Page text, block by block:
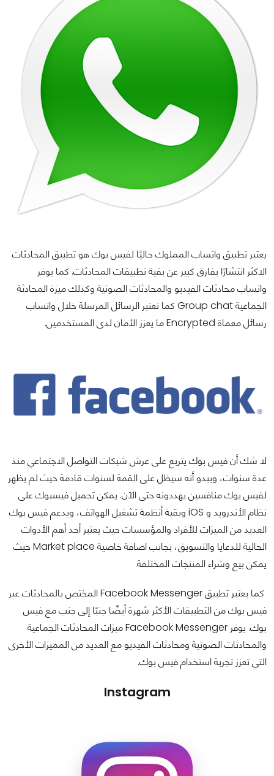
يعتبر تطبيق واتساب المملوك حاليًا لفيس بوك هو تطبيق المحادثات
الاكثر انتشارًا بفارق كبير عن بقية تطبيقات المحادثات. كما يوفر
واتساب محادثات الفيديو والمحادثات الصوتية وكذلك ميزة المحادثة
الجماعية Group chat كما تعتبر الرسائل المرسلة خلال واتساب
رسائل معماة Encrypted ما يعزز الأمان لدى المستخدمين.
لا شك أن فيس بوك يتربع على عرش شبكات التواصل الاجتماعي منذ
عدة سنوات، ويبدو أنه سيظل على القمة لسنوات قادمة حيث لم يظهر
لفيس بوك منافسين يهددونه حتى الآن. يمكن تحميل فيسبوك على
نظام الأندرويد و iOS وبقية أنظمة تشغيل الهواتف، ويدعم فيس بوك
العديد من الميزات للأفراد والمؤسسات حيث يعتبر أحد أهم الأدوات
الحالية للدعايا والتسويق، بجانب اضافة خاصية Market place حيث
يمكن بيع وشراء المنتجات المختلفة.
كما يعتبر تطبيق Facebook Messenger المختص بالمحادثات عبر
فيس بوك من التطبيقات الأكثر شهرة أيضًا جنبًا إلى جنب مع فيس
بوك. يوفر Facebook Messenger ميزات المحادثات الجماعية
والمحادثات الصوتية ومحادثات الفيديو مع العديد من المميزات الأخرى
التي تعزز تجربة استخدام فيس بوك.
Instagram